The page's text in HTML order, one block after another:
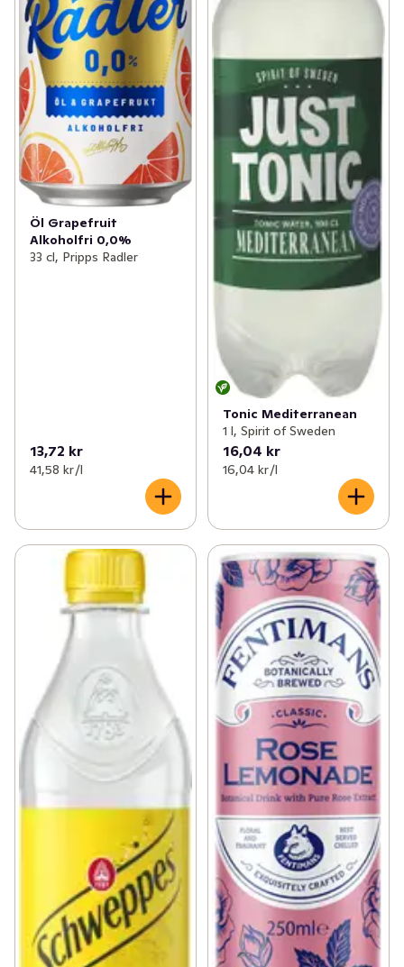
Öl Grapefruit
Alkoholfri 0,0%
33 cl, Pripps Radler
13,72 kr
41,58 kr /l
Tonic Mediterranean
1 l, Spirit of Sweden
16,04 kr
16,04 kr /l